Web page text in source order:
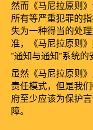
然而《马尼拉原则
所有等严重犯罪的
失为一种得当的处
准，《马尼拉原则
“通知与通知”系统
虽然《马尼拉原则
责任模式，但是我
府至少应该为保护
障。